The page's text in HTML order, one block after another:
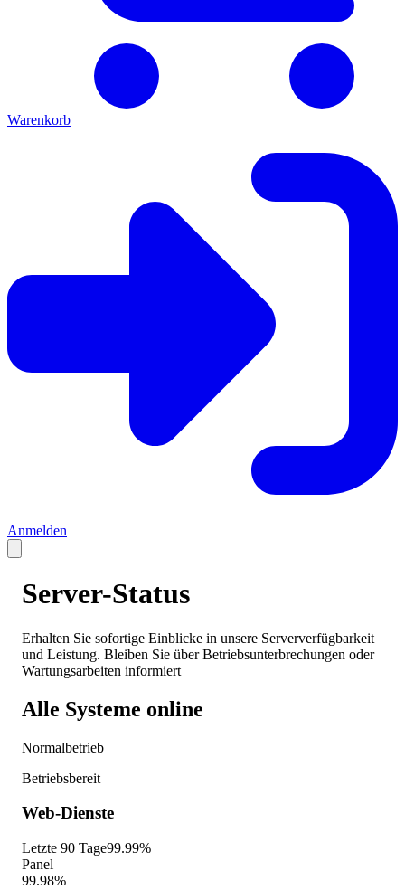
Warenkorb
Anmelden
Server-Status
Erhalten Sie sofortige Einblicke in unsere Serververfügbarkeit
und Leistung. Bleiben Sie über Betriebsunterbrechungen oder
Wartungsarbeiten informiert
Alle Systeme online
Normalbetrieb
Betriebsbereit
Web-Dienste
Letzte 90 Tage99.99%
Panel
99.98%